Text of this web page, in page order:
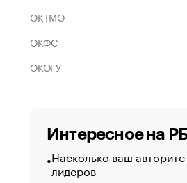
ОКТМО
ОКФС
ОКОГУ
Интересное на
Насколько ваш
лидеров